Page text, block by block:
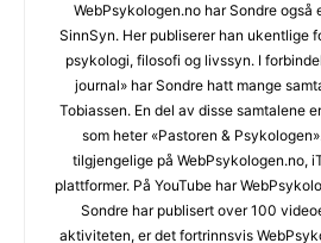
WebPsykologen.no har Sondre også
SinnSyn. Her publiserer han ukentlige
psykologi, filosofi og livssyn. I
journal» har Sondre hatt mange
Tobiassen. En del av disse samtalene
som heter «Pastoren &
tilgjengelige på WebPsykologen.no,
plattformer. På YouTube har
Sondre har publisert over 100
aktiviteten, er det fortrinnsvis